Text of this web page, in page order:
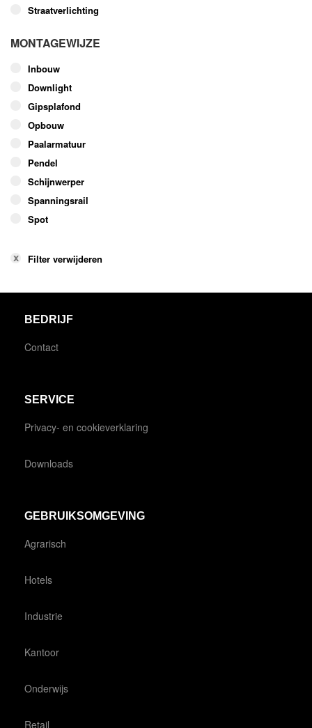
Straatverlichting
MONTAGEWIJZE
Inbouw
Downlight
Gipsplafond
Opbouw
Paalarmatuur
Pendel
Schijnwerper
Spanningsrail
Spot
Filter verwijderen
BEDRIJF
Contact
SERVICE
Privacy- en cookieverklaring
Downloads
GEBRUIKSOMGEVING
Agrarisch
Hotels
Industrie
Kantoor
Onderwijs
Retail